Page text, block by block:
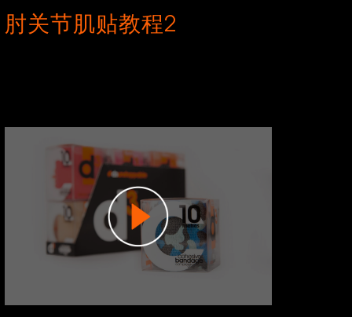
肘关节肌贴教程2